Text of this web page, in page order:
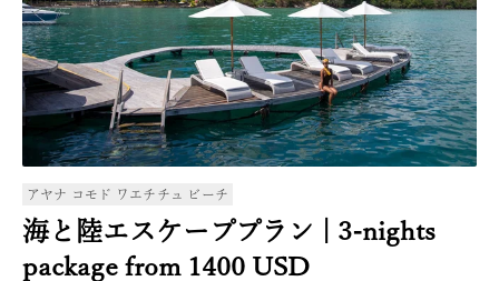
忘れられない家族旅行をお楽しみください。
カヤックとスタンドアップパドルを毎日1回無料でご利用いた
だけます。
混載車での往復空港送迎2名様分
（追加のお客様分は別途追加料金を申し受けます)
アヤナ コモド ワエチチュ ビーチ
海と陸エスケーププラン | 3-nights
package from 1400 USD